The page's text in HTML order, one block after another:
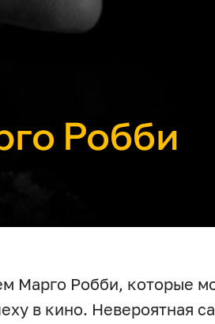
Робби
Марго Робби, которые
в кино. Невероятная